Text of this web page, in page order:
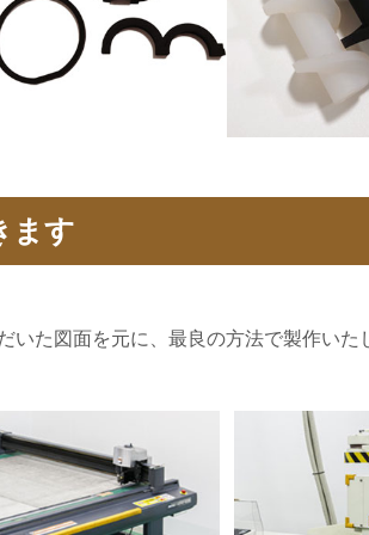
ます
いた図面を元に、最良の方法で製作いた